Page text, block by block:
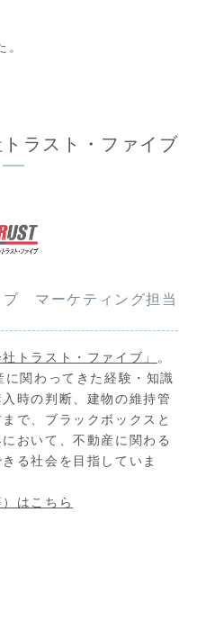
ラスト・ファイブ
ブ マーケティング担当
社トラスト・ファイブ」 。
関わってきた経験・知識
時の判断、建物の維持管
で、ブラックボックスと
おいて、不動産に関わる
る社会を目指していま
はこちら